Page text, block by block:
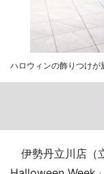
ハロウィンの飾りつけが
伊勢丹立川店（